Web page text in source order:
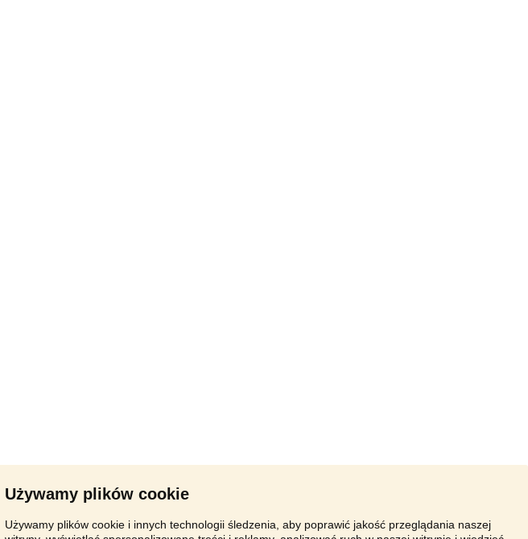
Używamy plików cookie
Używamy plików cookie i innych technologii śledzenia, aby poprawić jakość przeglądania naszej